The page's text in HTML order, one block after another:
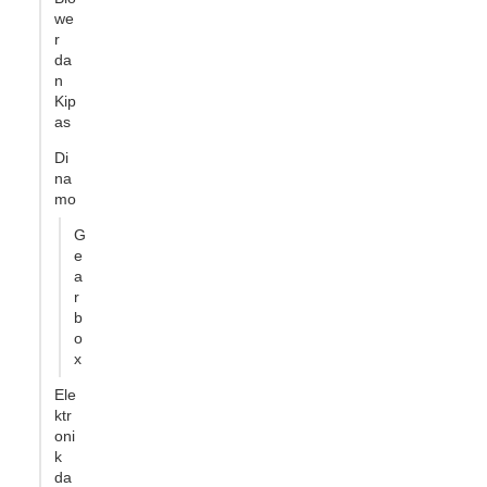
we
r
da
n
Kip
as
Di
na
mo
G
e
a
r
b
o
x
Ele
ktr
oni
k
da